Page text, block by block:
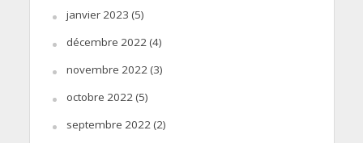
janvier 2023 (5)
décembre 2022(4)
novembre 2022(3)
octobre 2022(5)
septembre 2022(2)